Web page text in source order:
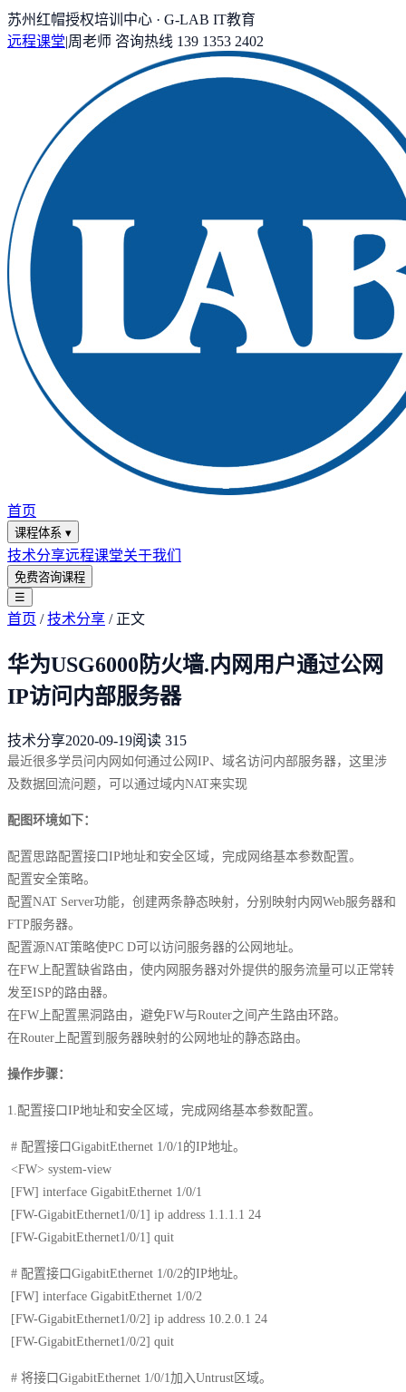
苏州红帽授权培训中心 · G-LAB IT教育
远程课堂|周老师 咨询热线 139 1353 2402
首页
课程体系 ▾
技术分享远程课堂关于我们
免费咨询课程
☰
首页 /技术分享 / 正文
华为USG6000防火墙.内网用户通过公网
IP访问内部服务器
技术分享2020-09-19阅读 315
最近很多学员问内网如何通过公网IP、域名访问内部服务器，这里涉
及数据回流问题，可以通过域内NAT来实现
配图环境如下：
配置思路配置接口IP地址和安全区域，完成网络基本参数配置。
配置安全策略。
配置NAT Server功能，创建两条静态映射，分别映射内网Web服务器和
FTP服务器。
配置源NAT策略使PC D可以访问服务器的公网地址。
在FW上配置缺省路由，使内网服务器对外提供的服务流量可以正常转
发至ISP的路由器。
在FW上配置黑洞路由，避免FW与Router之间产生路由环路。
在Router上配置到服务器映射的公网地址的静态路由。
操作步骤：
1.配置接口IP地址和安全区域，完成网络基本参数配置。
# 配置接口GigabitEthernet 1/0/1的IP地址。
<FW> system-view
[FW] interface GigabitEthernet 1/0/1
[FW-GigabitEthernet1/0/1] ip address 1.1.1.1 24
[FW-GigabitEthernet1/0/1] quit
# 配置接口GigabitEthernet 1/0/2的IP地址。
[FW] interface GigabitEthernet 1/0/2
[FW-GigabitEthernet1/0/2] ip address 10.2.0.1 24
[FW-GigabitEthernet1/0/2] quit
# 将接口GigabitEthernet 1/0/1加入Untrust区域。